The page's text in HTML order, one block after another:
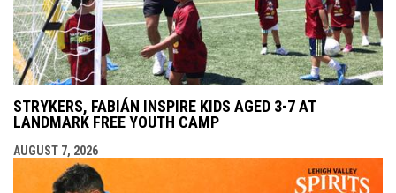
STRYKERS, FABIÁN INSPIRE KIDS AGED 3-7 AT
LANDMARK FREE YOUTH CAMP
AUGUST 7, 2026